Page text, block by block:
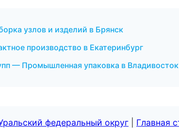
узлов и изделий в Брянск
производство в Екатеринбург
— Промышленная упаковка в Владивосток
федеральный округ Главная